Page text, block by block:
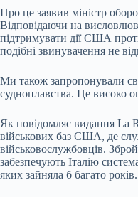
Про це заявив міністр
Відповідаючи на
підтримувати дії США
подібні звинувачення не
Ми також запропонували
судноплавства. Це високо
Як повідомляє видання La
військових баз США, де
військовослужбовців.
забезпечують Італію
яких зайняла б багато років.